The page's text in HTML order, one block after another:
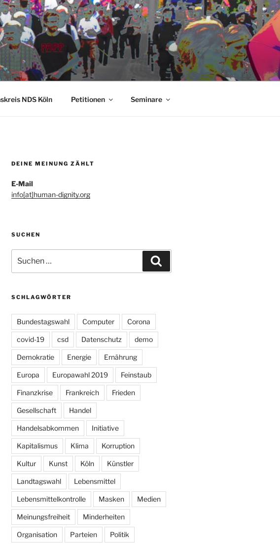
NDS Köln Petitionen Seminare
DEINE MEINUNG ZÄHLT
E-Mail
info[at]human-dignity.org
SUCHEN
nach:
SCHLAGWÖRTER
Bundestagswahl Computer Corona
covid-19 csd Datenschutz demo
Demokratie Energie Ernährung
Europa Europawahl 2019 Feinstaub
Finanzkrise Frankreich Frieden
Gesellschaft Handel
Handelsabkommen Initiative
Kapitalismus Klima Korruption
Kultur Kunst Köln Künstler
Landtagswahl Lebensmittel
Lebensmittelkontrolle Masken Medien
Meinungsfreiheit Minderheiten
Organisation Parteien Politik